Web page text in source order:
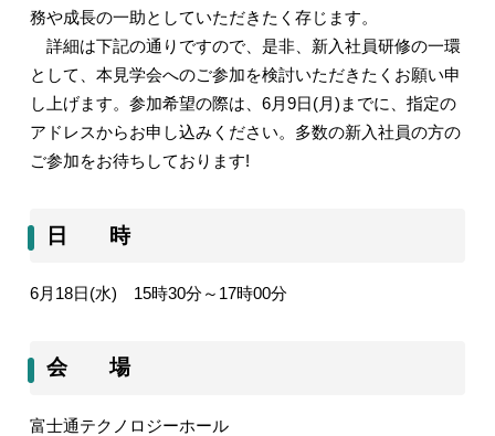
務や成長の一助としていただきたく存じます。
詳細は下記の通りですので、是非、新入社員研修の一環
として、本見学会へのご参加を検討いただきたくお願い申
し上げます。参加希望の際は、 6月9日(月) までに、指定の
アドレスからお申し込みください。多数の新入社員の方の
ご参加をお待ちしております!
日 時
6月 18日(水) 15時30分～ 17時00分
会 場
富士通テクノロジーホール